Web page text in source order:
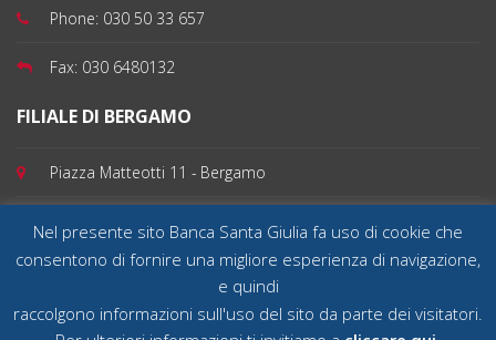
Phone: 030 50 33 657
Fax: 030 6480132
FILIALE DI BERGAMO
Piazza Matteotti 11 - Bergamo
Phone: 035 199 100 82
Banca Santa Giulia SpA - Sede Legale 25032 Chiari (Brescia), Via Quartieri 39 - Capitale
sociale deliberato e versato € 30.000.000,00 - Tel 030 70 14 911 Fax 030 70 14 922 Cod.
Nel presente sito Banca Santa Giulia fa uso di cookie che
consentono di fornire una migliore esperienza di navigazione,
e quindi
raccolgono informazioni sull'uso del sito da parte dei visitatori.